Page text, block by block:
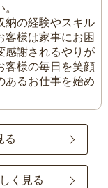
納の経験やスキル
客様は家事にお困
感謝されるやりが
客様の毎日を笑顔
あるお仕事を始め
る
く見る